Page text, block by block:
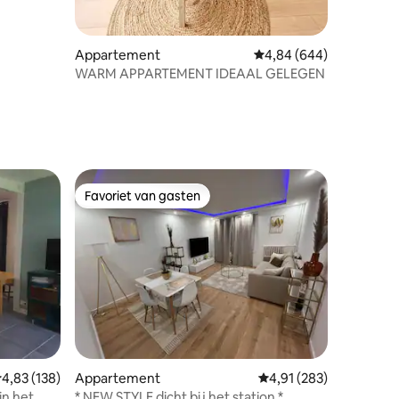
Appartement Gemiddelde
4,84 (644)
WARM APPARTEMENT IDEAAL GELEGEN
beoordeling van 4,83 uit 5, 138 recensies
4,83 (138)
Favoriet van gasten
Favoriet van gasten
Appartement Gemiddelde
4,91 (283)